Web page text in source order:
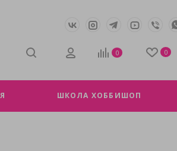
0 0
ШКОЛА ХОББИШОП